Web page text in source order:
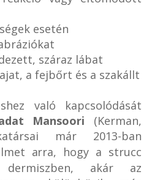
esetén
száraz lábat
a fejbőrt és a szakállt
való kapcsolódását
Mansoori (Kerman,
már 2013-ban
arra, hogy a strucc
akár az